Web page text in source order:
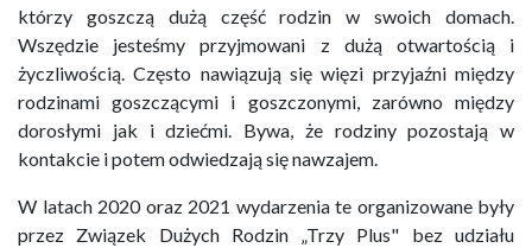
którzy goszczą dużą część rodzin w swoich domach.
Wszędzie jesteśmy przyjmowani z dużą otwartością i
życzliwością. Często nawiązują się więzi przyjaźni między
rodzinami goszczącymi i goszczonymi, zarówno między
dorosłymi jak i dziećmi. Bywa, że rodziny pozostają w
kontakcie i potem odwiedzają się nawzajem.
W latach 2020 oraz 2021 wydarzenia te organizowane były
przez Związek Dużych Rodzin „Trzy Plus" bez udziału